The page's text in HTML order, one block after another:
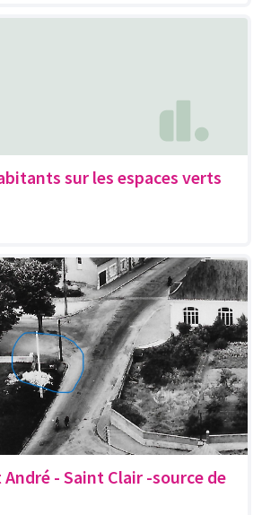
sur les espaces verts
- Saint Clair -source de